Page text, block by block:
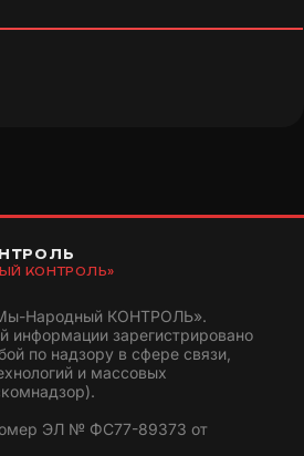
КОНТРОЛЬ»
Народный КОНТРОЛЬ».
информации зарегистрировано
по надзору в сфере связи,
и массовых
ЭЛ № ФС77-89373 от